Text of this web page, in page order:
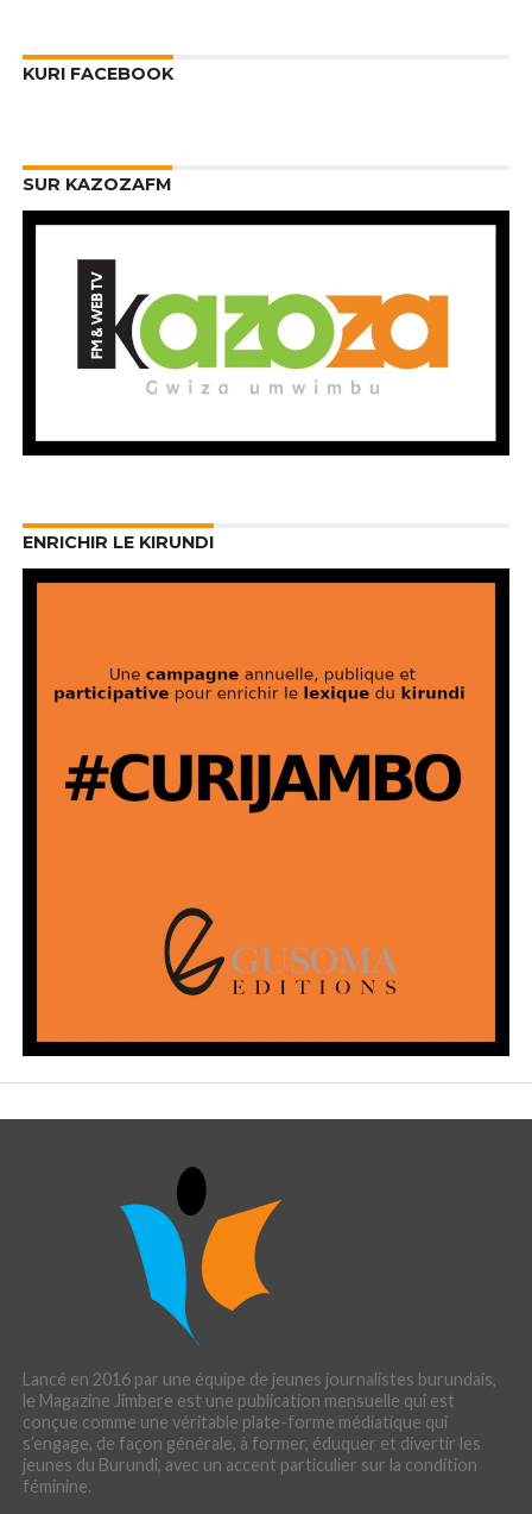
KURI FACEBOOK
SUR KAZOZAFM
ENRICHIR LE KIRUNDI
Lancé en 2016 par une équipe de jeunes journalistes burundais,
le Magazine Jimbere est une publication mensuelle qui est
conçue comme une véritable plate-forme médiatique qui
s’engage, de façon générale, à former, éduquer et divertir les
jeunes du Burundi, avec un accent particulier sur la condition
féminine.